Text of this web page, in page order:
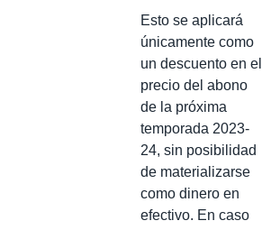
Esto se aplicará
únicamente como
un descuento en el
precio del abono
de la próxima
temporada 2023-
24, sin posibilidad
de materializarse
como dinero en
efectivo. En caso